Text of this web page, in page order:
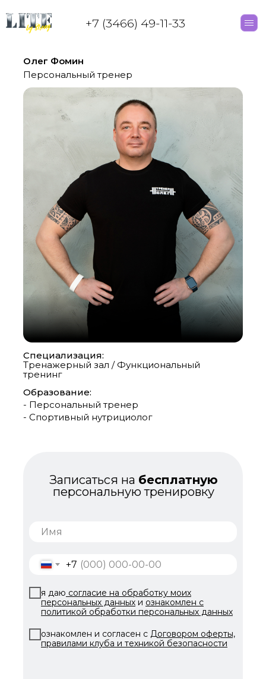
Олег Фомин
Персональный тренер
Специализация:
Тренажерный зал / Функциональный
тренинг
Образование:
- Персональный тренер
- Спортивный нутрициолог
Записаться на бесплатную
персональную тренировку
+7
я даю согласие на обработку моих
персональных данных и ознакомлен с
политикой обработки персональных данных
ознакомлен и согласен с Договором оферты,
правилами клуба и техникой безопасности